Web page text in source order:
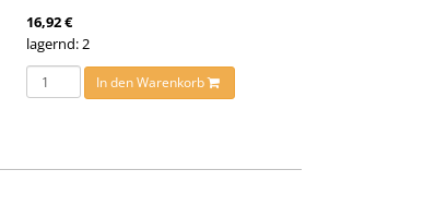
16,92 €
lagernd: 2
In den Warenkorb